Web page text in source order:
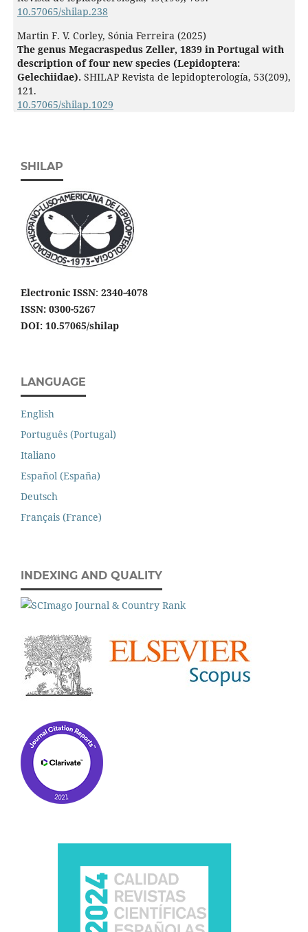
10.57065/shilap.238
Martin F. V. Corley, Sónia Ferreira (2025)
The genus Megacraspedus Zeller, 1839 in Portugal with
description of four new species (Lepidoptera:
Gelechiidae). SHILAP Revista de lepidopterología, 53(209),
121.
10.57065/shilap.1029
SHILAP
Electronic ISSN: 2340-4078
ISSN: 0300-5267
DOI: 10.57065/shilap
LANGUAGE
English
Português (Portugal)
Italiano
Español (España)
Deutsch
Français (France)
INDEXING AND QUALITY